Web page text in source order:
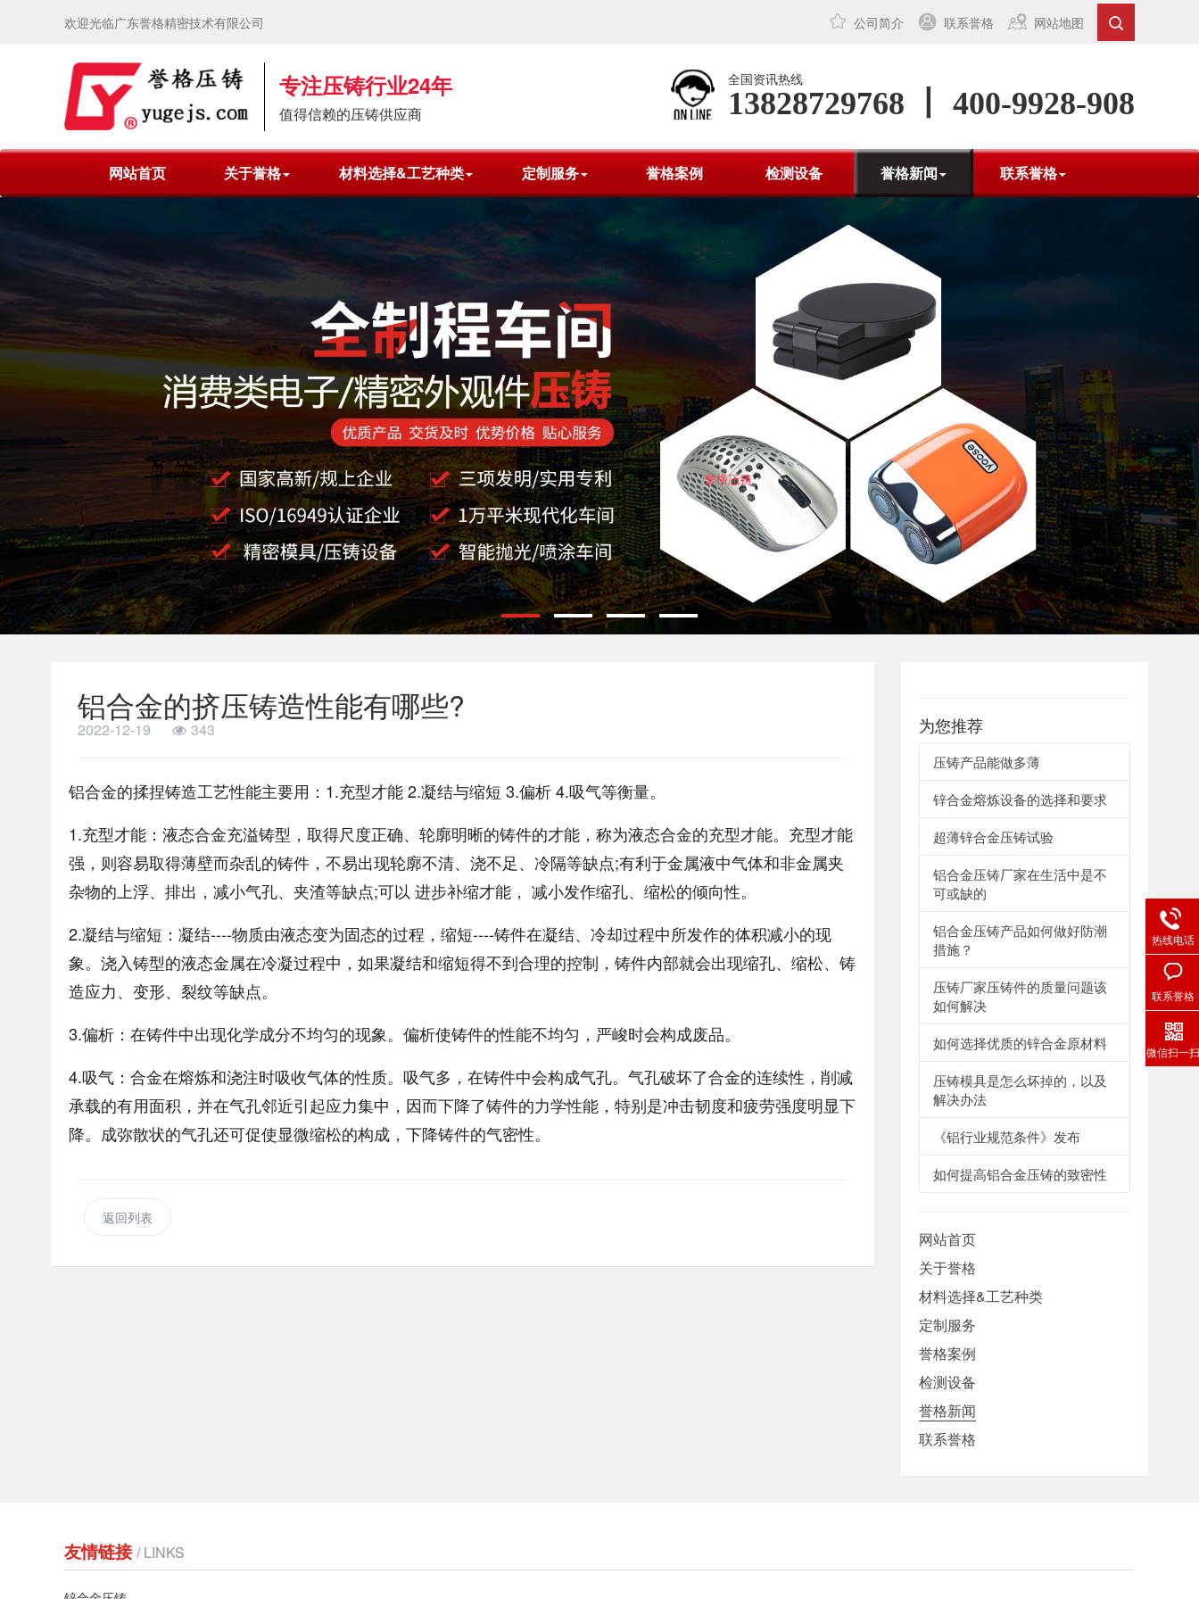
欢迎光临广东誉格精密技术有限公司 公司简介 联系誉格 网站地图
专注压铸行业24年
值得信赖的压铸供应商
全国资讯热线
13828729768 丨 400-9928-908
网站首页 关于誉格 材料选择&工艺种类 定制服务 誉格案例 检测设备 誉格新闻 联系誉格
铝合金的挤压铸造性能有哪些?
2022-12-19 343
铝合金的揉捏铸造工艺性能主要用：1.充型才能 2.凝结与缩短 3.偏析 4.吸气等衡量。
1.充型才能：液态合金充溢铸型，取得尺度正确、轮廓明晰的铸件的才能，称为液态合金的充型才能。充型才能
强，则容易取得薄壁而杂乱的铸件，不易出现轮廓不清、浇不足、冷隔等缺点;有利于金属液中气体和非金属夹
杂物的上浮、排出，减小气孔、夹渣等缺点;可以 进步补缩才能， 减小发作缩孔、缩松的倾向性。
2.凝结与缩短：凝结----物质由液态变为固态的过程，缩短----铸件在凝结、冷却过程中所发作的体积减小的现
象。浇入铸型的液态金属在冷凝过程中，如果凝结和缩短得不到合理的控制，铸件内部就会出现缩孔、缩松、铸
造应力、变形、裂纹等缺点。
3.偏析：在铸件中出现化学成分不均匀的现象。偏析使铸件的性能不均匀，严峻时会构成废品。
4.吸气：合金在熔炼和浇注时吸收气体的性质。吸气多，在铸件中会构成气孔。气孔破坏了合金的连续性，削减
承载的有用面积，并在气孔邻近引起应力集中，因而下降了铸件的力学性能，特别是冲击韧度和疲劳强度明显下
降。成弥散状的气孔还可促使显微缩松的构成，下降铸件的气密性。
返回列表
为您推荐
压铸产品能做多薄
锌合金熔炼设备的选择和要求
超薄锌合金压铸试验
铝合金压铸厂家在生活中是不
可或缺的
铝合金压铸产品如何做好防潮
措施？
压铸厂家压铸件的质量问题该
如何解决
如何选择优质的锌合金原材料
压铸模具是怎么坏掉的，以及
解决办法
《铝行业规范条件》发布
如何提高铝合金压铸的致密性
网站首页
关于誉格
材料选择&工艺种类
定制服务
誉格案例
检测设备
誉格新闻
联系誉格
友情链接/ LINKS
热线电话
联系誉格
微信扫一扫